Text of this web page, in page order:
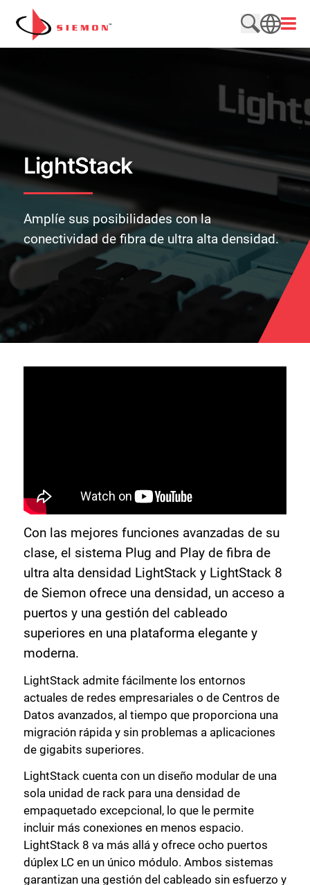
Saltar al contenido
Buscar en
Abrir
SEARCH
LightStack
Amplíe sus posibilidades con la
conectividad de fibra de ultra alta densidad.
Con las mejores funciones avanzadas de su
clase, el sistema Plug and Play de fibra de
ultra alta densidad LightStack y LightStack 8
de Siemon ofrece una densidad, un acceso a
puertos y una gestión del cableado
superiores en una plataforma elegante y
moderna.
LightStack admite fácilmente los entornos
actuales de redes empresariales o de Centros de
Datos avanzados, al tiempo que proporciona una
migración rápida y sin problemas a aplicaciones
de gigabits superiores.
LightStack cuenta con un diseño modular de una
sola unidad de rack para una densidad de
empaquetado excepcional, lo que le permite
incluir más conexiones en menos espacio.
LightStack 8 va más allá y ofrece ocho puertos
dúplex LC en un único módulo. Ambos sistemas
garantizan una gestión del cableado sin esfuerzo y